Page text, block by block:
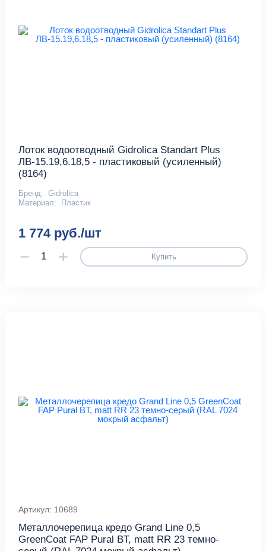
Лоток водоотводный Gidrolica Standart Plus
ЛВ-15.19,6.18,5 - пластиковый (усиленный)
(8164)
Бренд: Gidrolica
Материал:
Пластик
1 774 руб./шт
Купить
Артикул: 10689
Металлочерепица кредо Grand Line 0,5
GreenCoat FAP Pural BT, matt RR 23 темно-